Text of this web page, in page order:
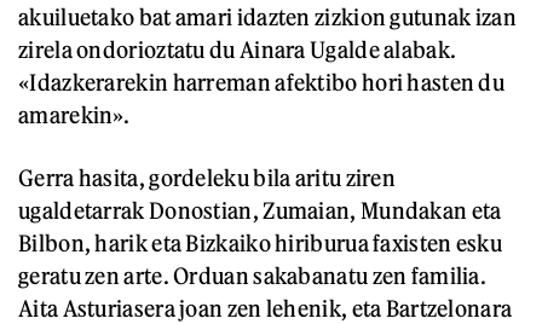
akuiluetako bat amari idazten zizkion gutunak izan
zirela ondorioztatu du Ainara Ugalde alabak.
«Idazkerarekin harreman afektibo hori hasten du
amarekin».
Gerra hasita, gordeleku bila aritu ziren
ugaldetarrak Donostian, Zumaian, Mundakan eta
Bilbon, harik eta Bizkaiko hiriburua faxisten esku
geratu zen arte. Orduan sakabanatu zen familia.
Aita Asturiasera joan zen lehenik, eta Bartzelonara